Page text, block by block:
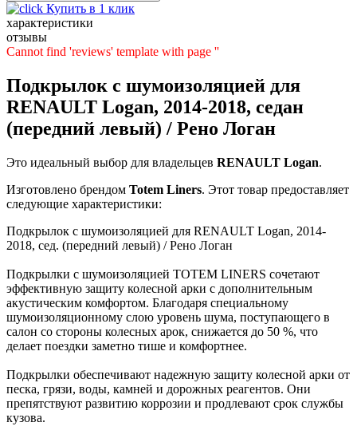
Купить в 1 клик
характеристики
отзывы
Cannot find 'reviews' template with page ''
Подкрылок с шумоизоляцией для
RENAULT Logan, 2014-2018, седан
(передний левый) / Рено Логан
Это идеальный выбор для владельцев RENAULT Logan.
Изготовлено брендом Totem Liners. Этот товар предоставляет
следующие характеристики:
Подкрылок с шумоизоляцией для RENAULT Logan, 2014-
2018, сед. (передний левый) / Рено Логан
Подкрылки с шумоизоляцией TOTEM LINERS сочетают
эффективную защиту колесной арки с дополнительным
акустическим комфортом. Благодаря специальному
шумоизоляционному слою уровень шума, поступающего в
салон со стороны колесных арок, снижается до 50 %, что
делает поездки заметно тише и комфортнее.
Подкрылки обеспечивают надежную защиту колесной арки от
песка, грязи, воды, камней и дорожных реагентов. Они
препятствуют развитию коррозии и продлевают срок службы
кузова.